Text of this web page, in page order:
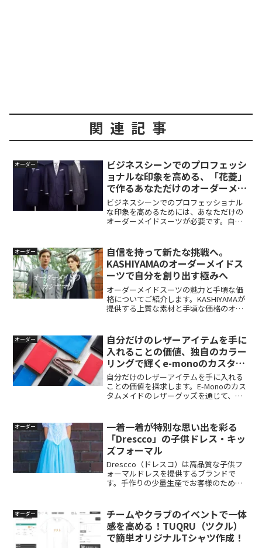
関連記事
オーダー
ビジネスシーンでのプロフェッシ
ョナルな印象を高める、「花菱」
で作るあなただけのオーダーメイ
ドスーツ
ビジネスシーンでのプロフェッショナル
な印象を高めるためには、あなただけの
オーダーメイドスーツが必要です。自分
自分の好みやスタイルに合わせたデザイ
ンのスーツは、自己表現の一つともなり
ます。HANABISHI（花菱）は、日本の伝
統と確かな品質を持つオーダースーツの
ブランドです。イージーオーダーシステ
ムを採用し、お客様の体型に合わせたカ
スタマイズを行います。高品質な生地と
縫製にこだわり、ビジネスからカジュア
ーズナブルです。20代から60代の男女に
向けて、こだわりを持ったオーダースー
ツを提供しています。
オーダー
自信を持って新たな挑戦へ。
KASHIYAMAのオーダーメイドス
ーツで自分を創り出す極みへ
オーダーメイドスーツの魅力と手頃な価
格についてご紹介します。KASHIYAMAが
提供する上質な素材と手頃な価格のオー
けて、自分自身を最高に表現するための
ツールとして、オーダーメイドスーツを
選んでみてはいかがでしょうか。
オーダー
自分だけのレザーアイテムを手に
入れることの価値、独自のカラー
リングで輝くe-monoのカスタム
オーダーメイド革小物
自分だけのレザーアイテムを手に入れる
ことの価値を探求します。E-Monoのカス
タムメイドのレザーグッズを通じて、そ
自分だけの色とデザインで世界に一つだ
けの革小物を作ることができます。オリ
ジナルデザインのホットスタンプや環境
に配慮したジャパンレザーの使用など、
魅力的な特徴も備えています。ギフトや
個人クリエイターにも最適なオプション
があり、アニメクリエイターも注目して
います。ぜひ、e-monoのカスタムオーダ
う。
オーダー
一着一着が特別な思い出を彩る
「Drescco」の子供ドレス・キッ
ズフォーマル
Drescco（ドレスコ）は高品質な子供フ
ォーマルドレスを提供するブランドで
す。手作りの少量生産でお客様のために
のスタイルなどについてご紹介します。
海外でも愛されるDresccoの特徴的なデ
ザインや、フラワーガールやコンクール
向けのドレスについても詳しく解説しま
オーダー
チームやクラブのイベントで一体
感を高める！TUQRU（ツクル）
で簡単オリジナルTシャツ作成！